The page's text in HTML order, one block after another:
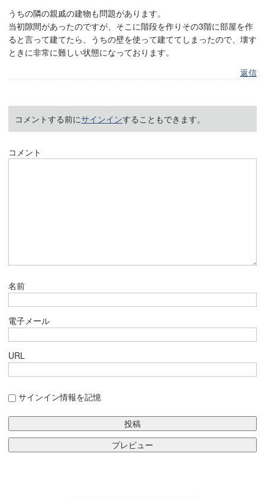
うちの隣の親戚の建物も問題があります。
当初隙間があったのですが、そこに階段を作りその3階に部屋を作
ると言って建てたら、うちの壁を使って建ててしまったので、壊す
ときに非常に難しい状態になっております。
返信
コメントする前にサインインすることもできます。
コメント
名前
電子メール
URL
サインイン情報を記憶